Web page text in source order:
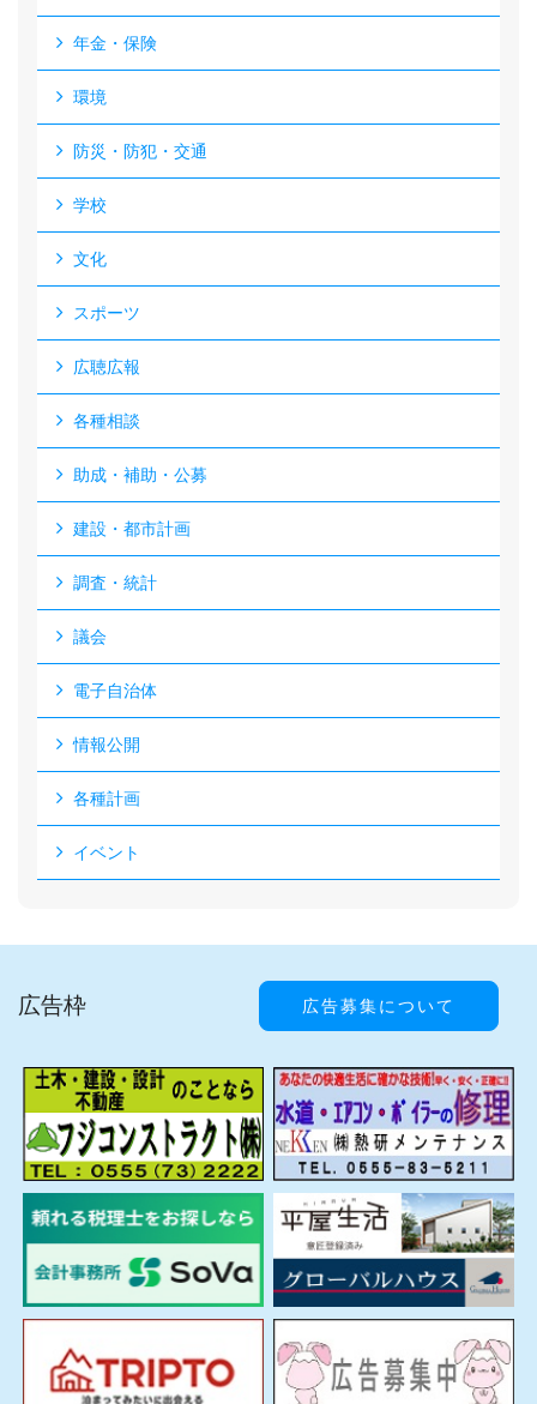
年金・保険
環境
防災・防犯・交通
学校
文化
スポーツ
広聴広報
各種相談
助成・補助・公募
建設・都市計画
調査・統計
議会
電子自治体
情報公開
各種計画
イベント
広告枠 広告募集について